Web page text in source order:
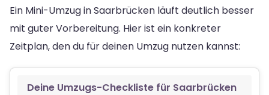
Ein Mini-Umzug in Saarbrücken läuft deutlich besser
mit guter Vorbereitung. Hier ist ein konkreter
Zeitplan, den du für deinen Umzug nutzen kannst:
Deine Umzugs-Checkliste für Saarbrücken